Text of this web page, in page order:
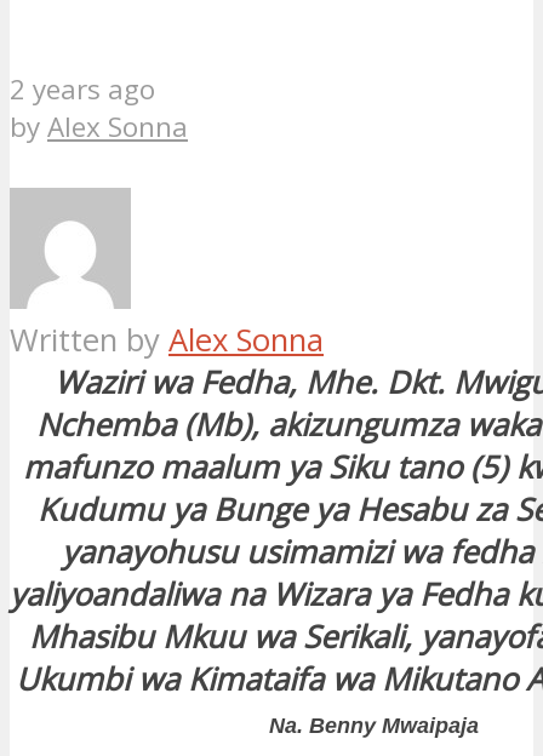
2 years ago
byAlex Sonna
Written by Alex Sonna
Waziri wa Fedha, Mhe. Dkt.
Nchemba (Mb), akizungumza
mafunzo maalum ya Siku tano (5)
Kudumu ya Bunge ya Hesabu za
yanayohusu usimamizi wa
yaliyoandaliwa na Wizara ya Fedha
Mhasibu Mkuu wa Serikali,
Ukumbi wa Kimataifa wa Mikutano
Na. Benny Mwaipaja